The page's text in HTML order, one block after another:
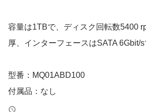
容量は1TBで、ディスク回転数5400
厚、インターフェースはSATA 6Gbit/s
型番：MQ01ABD100
付属品：なし